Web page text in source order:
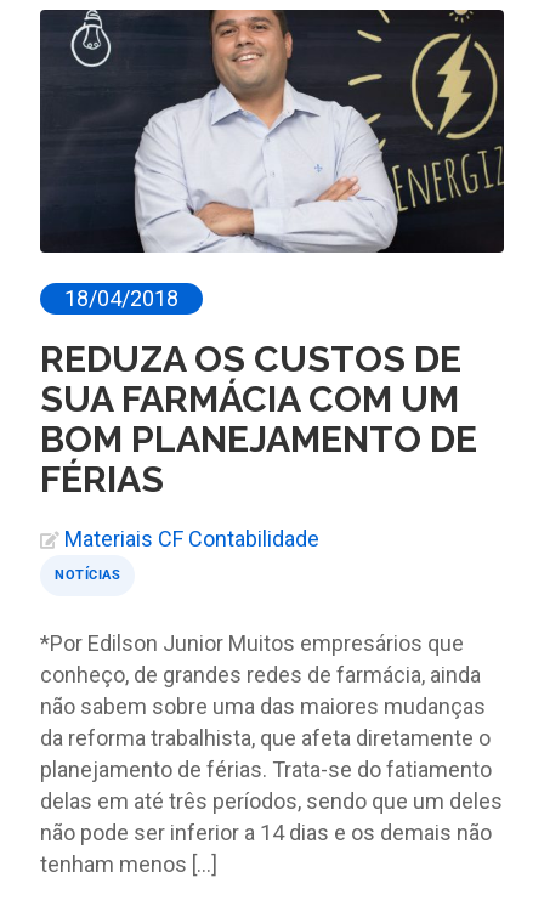
18/04/2018
REDUZA OS CUSTOS DE
SUA FARMÁCIA COM UM
BOM PLANEJAMENTO DE
FÉRIAS
Materiais CF Contabilidade
NOTÍCIAS
*Por Edilson Junior Muitos empresários que
conheço, de grandes redes de farmácia, ainda
não sabem sobre uma das maiores mudanças
da reforma trabalhista, que afeta diretamente o
planejamento de férias. Trata-se do fatiamento
delas em até três períodos, sendo que um deles
não pode ser inferior a 14 dias e os demais não
tenham menos […]